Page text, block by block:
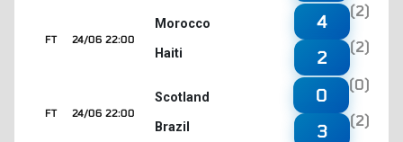
24/06 22:00
FT
Morocco
Haiti
4
(2)
2
(2)
24/06 22:00
FT
Scotland
Brazil
0
(0)
3
(2)